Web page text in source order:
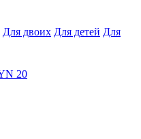
Для двоих Для детей Для
20